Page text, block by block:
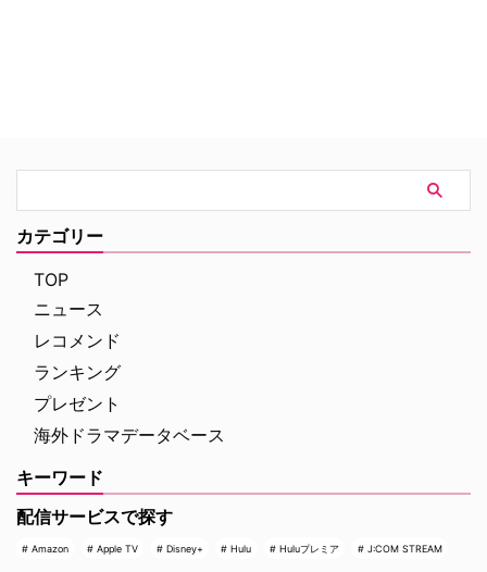
の主人公は、男女問わず大人気
も操るというのも現実的で他のド
ノロジーを使っての見事な映像で
繰り広げられる分析シーンも必
メやマイアミ特有の湿地帯に住む
ワニなどの自然の脅威が舞台に登
場するのも個性的で面白い作品
だ。
カテゴリー
TOP
ニュース
レコメンド
ランキング
プレゼント
海外ドラマデータベース
キーワード
配信サービスで探す
Amazon Apple TV Disney+ Hulu Huluプレミア J:COM STREAM